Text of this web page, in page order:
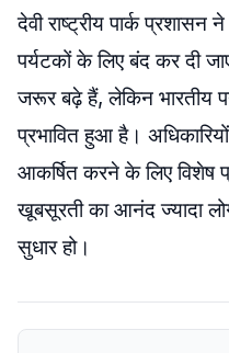
देवी राष्ट्रीय पार्क प्रशासन
पर्यटकों के लिए बंद कर दी
जरूर बढ़े हैं, लेकिन भारतीय
प्रभावित हुआ है।
आकर्षित करने के लिए विशेष
खूबसूरती का आनंद ज्यादा
सुधार हो।